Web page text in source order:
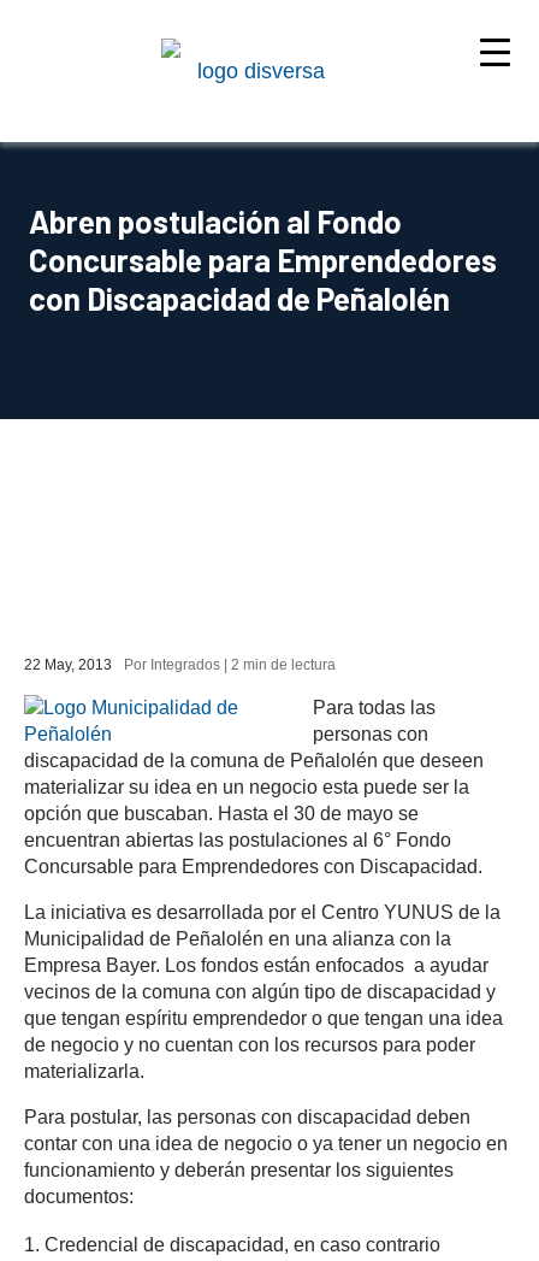
Abren postulación al Fondo
Concursable para Emprendedores
con Discapacidad de Peñalolén
22 May, 2013 Por Integrados | 2 min de lectura
Para todas las
personas con
discapacidad de la comuna de Peñalolén que deseen
materializar su idea en un negocio esta puede ser la
opción que buscaban. Hasta el 30 de mayo se
encuentran abiertas las postulaciones al 6° Fondo
Concursable para Emprendedores con Discapacidad.
La iniciativa es desarrollada por el Centro YUNUS de la
Municipalidad de Peñalolén en una alianza con la
Empresa Bayer. Los fondos están enfocados a ayudar
vecinos de la comuna con algún tipo de discapacidad y
que tengan espíritu emprendedor o que tengan una idea
de negocio y no cuentan con los recursos para poder
materializarla.
Para postular, las personas con discapacidad deben
contar con una idea de negocio o ya tener un negocio en
funcionamiento y deberán presentar los siguientes
documentos:
Credencial de discapacidad, en caso contrario